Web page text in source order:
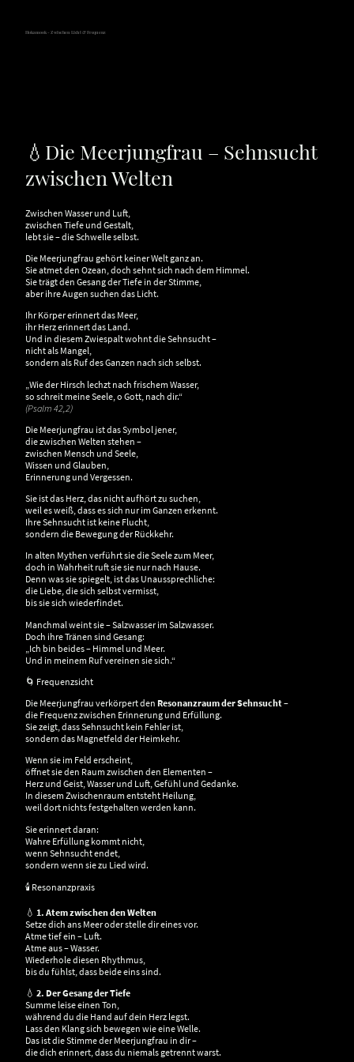
Hokamook - Zwischen Licht & Frequenz
💧Die Meerjungfrau – Sehnsucht
zwischen Welten
Zwischen Wasser und Luft,
zwischen Tiefe und Gestalt,
lebt sie – die Schwelle selbst.
Die Meerjungfrau gehört keiner Welt ganz an.
Sie atmet den Ozean, doch sehnt sich nach dem Himmel.
Sie trägt den Gesang der Tiefe in der Stimme,
aber ihre Augen suchen das Licht.
Ihr Körper erinnert das Meer,
ihr Herz erinnert das Land.
Und in diesem Zwiespalt wohnt die Sehnsucht –
nicht als Mangel,
sondern als Ruf des Ganzen nach sich selbst.
„Wie der Hirsch lechzt nach frischem Wasser,
so schreit meine Seele, o Gott, nach dir.“
(Psalm 42,2)
Die Meerjungfrau ist das Symbol jener,
die zwischen Welten stehen –
zwischen Mensch und Seele,
Wissen und Glauben,
Erinnerung und Vergessen.
Sie ist das Herz, das nicht aufhört zu suchen,
weil es weiß, dass es sich nur im Ganzen erkennt.
Ihre Sehnsucht ist keine Flucht,
sondern die Bewegung der Rückkehr.
In alten Mythen verführt sie die Seele zum Meer,
doch in Wahrheit ruft sie sie nur nach Hause.
Denn was sie spiegelt, ist das Unaussprechliche:
die Liebe, die sich selbst vermisst,
bis sie sich wiederfindet.
Manchmal weint sie – Salzwasser im Salzwasser.
Doch ihre Tränen sind Gesang:
„Ich bin beides – Himmel und Meer.
Und in meinem Ruf vereinen sie sich.“
🌀 Frequenzsicht
Die Meerjungfrau verkörpert den Resonanzraum der Sehnsucht–
die Frequenz zwischen Erinnerung und Erfüllung.
Sie zeigt, dass Sehnsucht kein Fehler ist,
sondern das Magnetfeld der Heimkehr.
Wenn sie im Feld erscheint,
öffnet sie den Raum zwischen den Elementen –
Herz und Geist, Wasser und Luft, Gefühl und Gedanke.
In diesem Zwischenraum entsteht Heilung,
weil dort nichts festgehalten werden kann.
Sie erinnert daran:
Wahre Erfüllung kommt nicht,
wenn Sehnsucht endet,
sondern wenn sie zu Lied wird.
🕯 Resonanzpraxis
💧 1. Atem zwischen den Welten
Setze dich ans Meer oder stelle dir eines vor.
Atme tief ein – Luft.
Atme aus – Wasser.
Wiederhole diesen Rhythmus,
bis du fühlst, dass beide eins sind.
💧 2. Der Gesang der Tiefe
Summe leise einen Ton,
während du die Hand auf dein Herz legst.
Lass den Klang sich bewegen wie eine Welle.
Das ist die Stimme der Meerjungfrau in dir –
die dich erinnert, dass du niemals getrennt warst.